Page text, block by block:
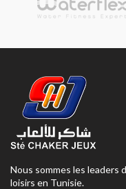
Nous sommes les leaders
loisirs en Tunisie.